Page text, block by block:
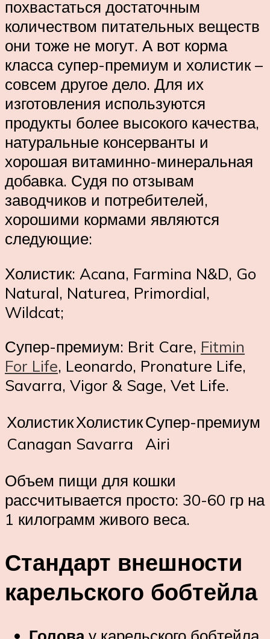
похвастаться достаточным
количеством питательных веществ
они тоже не могут. А вот корма
класса супер-премиум и холистик –
совсем другое дело. Для их
изготовления используются
продукты более высокого качества,
натуральные консерванты и
хорошая витаминно-минеральная
добавка. Судя по отзывам
заводчиков и потребителей,
хорошими кормами являются
следующие:
Холистик: Acana, Farmina N&D, Go
Natural, Naturea, Primordial,
Wildcat;
Супер-премиум: Brit Care, Fitmin
For Life, Leonardo, Pronature Life,
Savarra, Vigor & Sage, Vet Life.
ХолистикХолистикСупер-премиум
Canagan Savarra
Airi
Объем пищи для кошки
рассчитывается просто: 30-60 гр на
1 килограмм живого веса.
Стандарт внешности
карельского бобтейла